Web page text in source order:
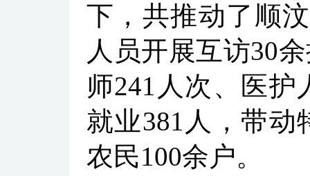
下，共推动了顺
人员开展互访30
师241人次、医护
就业381人，带动
农民100余户。